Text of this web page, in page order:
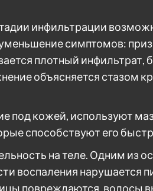
инфильтрации
симптомов:
плотный инфильтрат,
объясняется стазом
под кожей, используют
способствуют его
на теле. Одним из
воспаления нарушается
повреждаются, волосы